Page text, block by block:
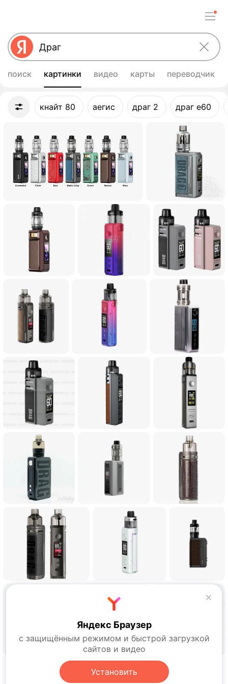
поиск картинки видео карты переводчик
Улучшить свой запрос
кнайт 80 аегис драг 2 драг е60
Яндекс Браузер
с защищённым режимом и быстрой загрузкой
сайтов и видео
Установить